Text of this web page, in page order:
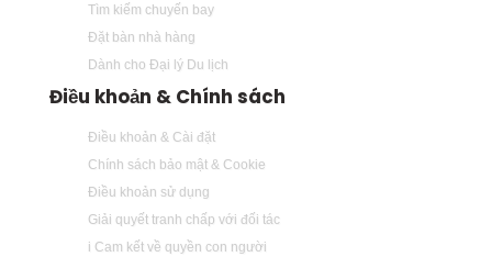
Tìm kiếm chuyến bay
Đặt bàn nhà hàng
Dành cho Đại lý Du lịch
Điều khoản & Chính sách
Điều khoản & Cài đặt
Chính sách bảo mật & Cookie
Điều khoản sử dụng
Giải quyết tranh chấp với đối tác
i Cam kết về quyền con người